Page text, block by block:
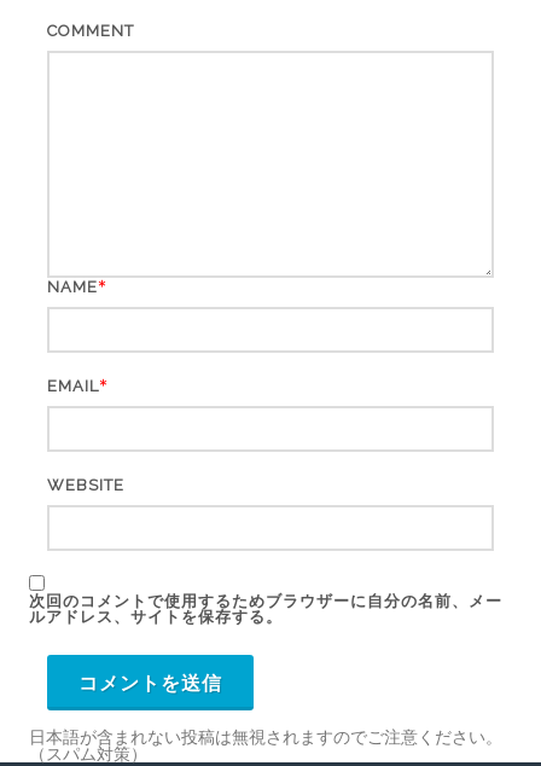
COMMENT
NAME*
EMAIL*
WEBSITE
次回のコメントで使用するためブラウザーに自分の名前、メー
ルアドレス、サイトを保存する。
日本語が含まれない投稿は無視されますのでご注意ください。
（スパム対策）